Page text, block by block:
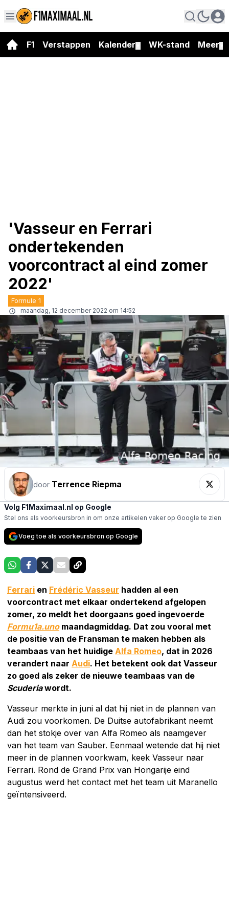
F1 Verstappen Kalender WK-stand Meer
'Vasseur en Ferrari
ondertekenden
voorcontract al eind zomer
2022'
Formule 1
maandag, 12 december 2022 om 14:52
door Terrence Riepma
Volg F1Maximaal.nl op Google
Stel ons als voorkeursbron in om onze artikelen vaker op Google te zien
Voeg toe als voorkeursbron op Google
Ferrari en Frédéric Vasseur hadden al een
voorcontract met elkaar ondertekend afgelopen
zomer, zo meldt het doorgaans goed ingevoerde
Formu1a.unomaandagmiddag. Dat zou vooral met
de positie van de Fransman te maken hebben als
teambaas van het huidige Alfa Romeo, dat in 2026
verandert naar Audi. Het betekent ook dat Vasseur
zo goed als zeker de nieuwe teambaas van de
Scuderiawordt.
Vasseur merkte in juni al dat hij niet in de plannen van
Audi zou voorkomen. De Duitse autofabrikant neemt
dan het stokje over van Alfa Romeo als naamgever
van het team van Sauber. Eenmaal wetende dat hij niet
meer in de plannen voorkwam, keek Vasseur naar
Ferrari. Rond de Grand Prix van Hongarije eind
augustus werd het contact met het team uit Maranello
geïntensiveerd.